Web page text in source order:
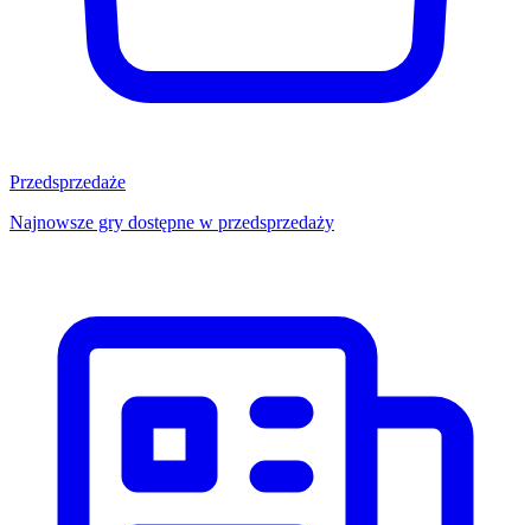
Przedsprzedaże
Najnowsze gry dostępne w przedsprzedaży